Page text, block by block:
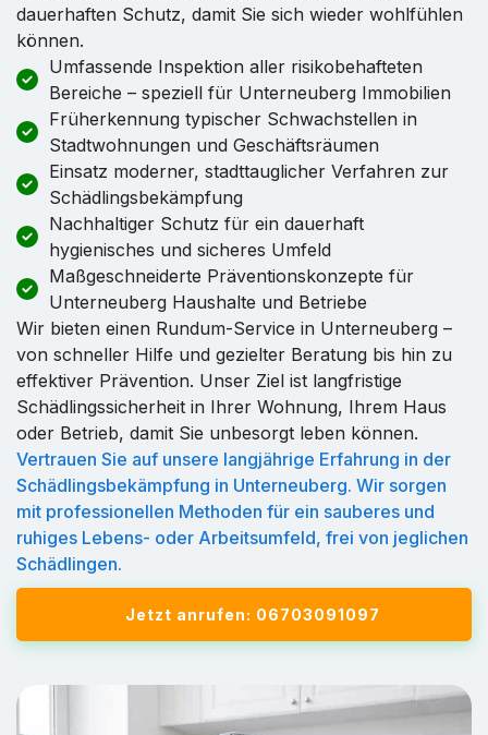
dauerhaften Schutz, damit Sie sich wieder wohlfühlen
können.
Umfassende Inspektion aller risikobehafteten
Bereiche – speziell für Unterneuberg Immobilien
Früherkennung typischer Schwachstellen in
Stadtwohnungen und Geschäftsräumen
Einsatz moderner, stadttauglicher Verfahren zur
Schädlingsbekämpfung
Nachhaltiger Schutz für ein dauerhaft
hygienisches und sicheres Umfeld
Maßgeschneiderte Präventionskonzepte für
Unterneuberg Haushalte und Betriebe
Wir bieten einen Rundum-Service in Unterneuberg –
von schneller Hilfe und gezielter Beratung bis hin zu
effektiver Prävention. Unser Ziel ist langfristige
Schädlingssicherheit in Ihrer Wohnung, Ihrem Haus
oder Betrieb, damit Sie unbesorgt leben können.
Vertrauen Sie auf unsere langjährige Erfahrung in der
Schädlingsbekämpfung in Unterneuberg. Wir sorgen
mit professionellen Methoden für ein sauberes und
ruhiges Lebens- oder Arbeitsumfeld, frei von jeglichen
Schädlingen.
Jetzt anrufen: 06703091097